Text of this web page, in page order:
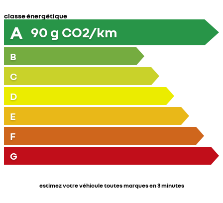
classe énergétique
A 90 g CO2/km
B
C
D
E
F
G
estimez votre véhicule toutes marques en 3 minutes